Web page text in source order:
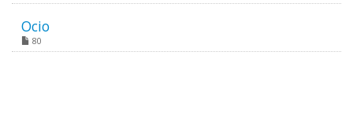
Ocio
80